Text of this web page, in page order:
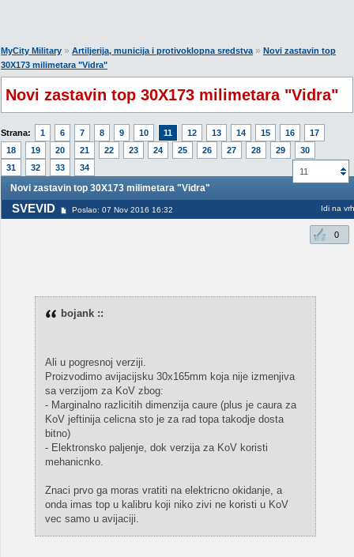
MyCity Military » Artiljerija, municija i protivoklopna sredstva» Novi zastavin top
30X173 milimetara "Vidra"
Novi zastavin top 30X173 milimetara "Vidra"
Strana: 1 6 7 8 9 10 11 12 13 14 15 16
17
18
19 20 21 22 23 24 25 26 27 28 29
30
31
32 33 34 11
Novi zastavin top 30X173 milimetara "Vidra"
SVEVID Poslao: 07 Nov 2016 16:32 Idi na vrh
0
bojank ::
Ali u pogresnoj verziji.
Proizvodimo avijacijsku 30x165mm koja nije izmenjiva
sa verzijom za KoV zbog:
- Marginalno razlicitih dimenzija caure (plus je caura za
KoV jeftinija celicna sto je za rad topa takodje dosta
bitno)
- Elektronsko paljenje, dok verzija za KoV koristi
mehanicnko.
Znaci prvo ga moras vratiti na elektricno okidanje, a
onda imas top u kalibru koji niko zivi ne koristi u KoV
vec samo u avijaciji.